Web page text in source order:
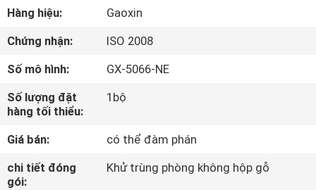
VỀ
TÔI
THAM
QUAN
NHÀ
Hàng hiệu:
Gaoxin
Chứng nhận:
ISO 2008
Số mô hình:
GX-5066-NE
Số lượng đặt
hàng tối thiểu:
1bộ
Giá bán:
có thể đàm phán
chi tiết đóng
gói:
Khử trùng phòng không hộp gỗ